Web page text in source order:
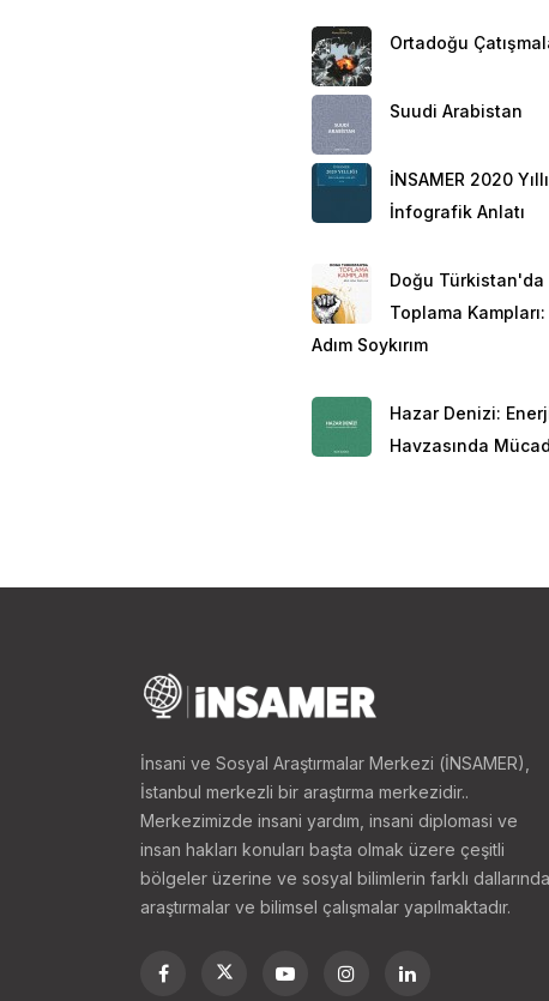
Ortadoğu
Suudi Arabistan
İNSAMER 2020
İnfografik Anlatı
Doğu Türkistan'da
Toplama Kampları:
Adım Soykırım
Hazar Denizi:
Havzasında
İnsani ve Sosyal Araştırmalar Merkezi (İNSAMER),
İstanbul merkezli bir araştırma merkezidir..
Merkezimizde insani yardım, insani diplomasi ve
insan hakları konuları başta olmak üzere çeşitli
bölgeler üzerine ve sosyal bilimlerin farklı dallarında
araştırmalar ve bilimsel çalışmalar yapılmaktadır.